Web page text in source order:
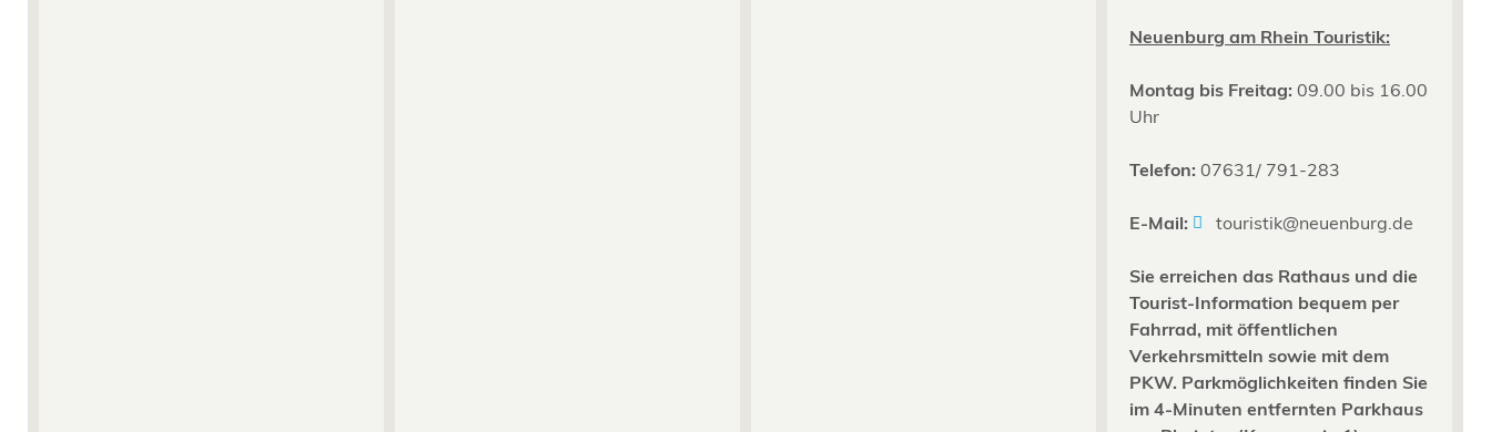
Neuenburg am Rhein Touristik:
Montag bis Freitag: 09.00 bis 16.00
Uhr
Telefon: 07631/ 791-283
E-Mail: touristik@neuenburg.de
Sie erreichen das Rathaus und die
Tourist-Information bequem per
Fahrrad, mit öffentlichen
Verkehrsmitteln sowie mit dem
PKW. Parkmöglichkeiten finden Sie
im 4-Minuten entfernten Parkhaus